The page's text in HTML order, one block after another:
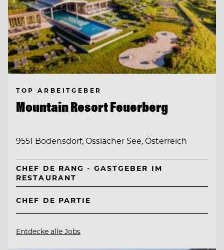
TOP ARBEITGEBER
Mountain Resort Feuerberg
9551 Bodensdorf, Ossiacher See, Österreich
CHEF DE RANG - GASTGEBER IM
RESTAURANT
CHEF DE PARTIE
Entdecke alle Jobs